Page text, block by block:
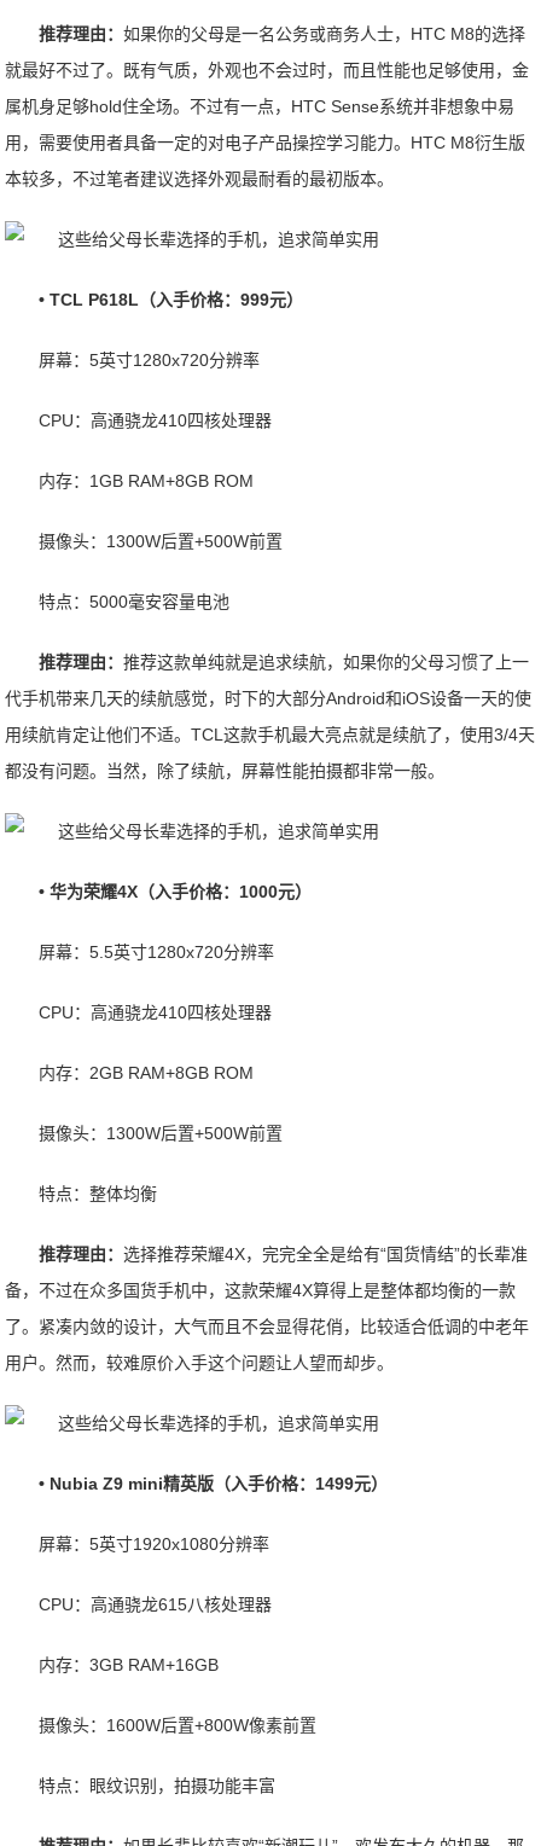
推荐理由：如果你的父母是一名公务或商务人士，HTC M8的选择
就最好不过了。既有气质，外观也不会过时，而且性能也足够使用，金
属机身足够hold住全场。不过有一点，HTC Sense系统并非想象中易
用，需要使用者具备一定的对电子产品操控学习能力。HTC M8衍生版
本较多，不过笔者建议选择外观最耐看的最初版本。
• TCL P618L（入手价格：999元）
屏幕：5英寸1280x720分辨率
CPU：高通骁龙410四核处理器
内存：1GB RAM+8GB ROM
摄像头：1300W后置+500W前置
特点：5000毫安容量电池
推荐理由：推荐这款单纯就是追求续航，如果你的父母习惯了上一
代手机带来几天的续航感觉，时下的大部分Android和iOS设备一天的使
用续航肯定让他们不适。TCL这款手机最大亮点就是续航了，使用3/4天
都没有问题。当然，除了续航，屏幕性能拍摄都非常一般。
• 华为荣耀4X（入手价格：1000元）
屏幕：5.5英寸1280x720分辨率
CPU：高通骁龙410四核处理器
内存：2GB RAM+8GB ROM
摄像头：1300W后置+500W前置
特点：整体均衡
推荐理由：选择推荐荣耀4X，完完全全是给有“国货情结”的长辈准
备，不过在众多国货手机中，这款荣耀4X算得上是整体都均衡的一款
了。紧凑内敛的设计，大气而且不会显得花俏，比较适合低调的中老年
用户。然而，较难原价入手这个问题让人望而却步。
• Nubia Z9 mini精英版（入手价格：1499元）
屏幕：5英寸1920x1080分辨率
CPU：高通骁龙615八核处理器
内存：3GB RAM+16GB
摄像头：1600W后置+800W像素前置
特点：眼纹识别，拍摄功能丰富